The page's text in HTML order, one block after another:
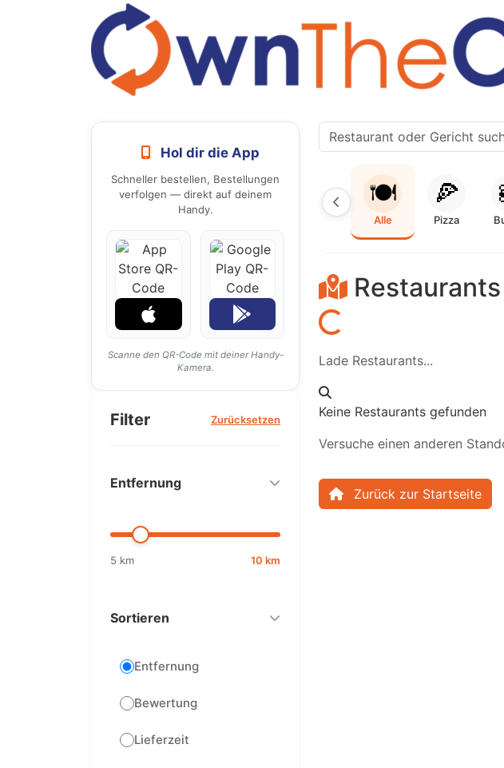
Hol dir die App
Schneller bestellen, Bestellungen
verfolgen — direkt auf deinem
Handy.
Scanne den QR-Code mit deiner Handy-
Kamera.
Filter Zurücksetzen
Entfernung
5 km 10 km
Sortieren
Entfernung
Bewertung
Lieferzeit
🍽️
Alle
🍕
Pizza
Laden...
Lade Restaurants...
Keine Restaurants gefunden
Versuche einen anderen
Zurück zur Startseite